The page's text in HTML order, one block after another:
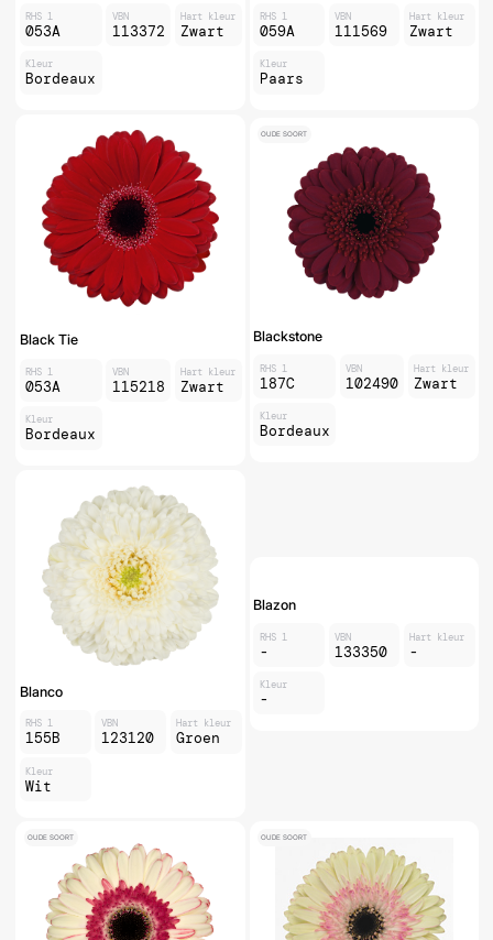
RHS 1
053A
VBN
113372
Hart kleur
Zwart
Kleur
Bordeaux
RHS 1
059A
VBN
111569
Hart kleur
Zwart
Kleur
Paars
Black Tie
RHS 1
053A
VBN
115218
Hart kleur
Zwart
Kleur
Bordeaux
Blackstone
RHS 1
187C
VBN
102490
Hart kleur
Zwart
Kleur
Bordeaux
OUDE SOORT
Blanco
RHS 1
155B
VBN
123120
Hart kleur
Groen
Kleur
Wit
Blazon
RHS 1
-
VBN
133350
Hart kleur
-
Kleur
-
OUDE SOORT OUDE SOORT